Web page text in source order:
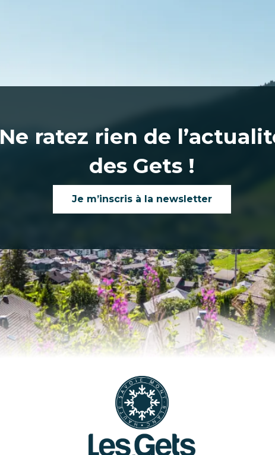
Ne ratez rien de
des Gets !
Je m’inscris à la newsletter